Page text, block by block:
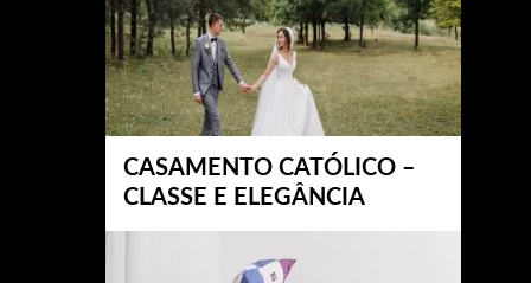
CASAMENTO CATÓLICO –
CLASSE E ELEGÂNCIA